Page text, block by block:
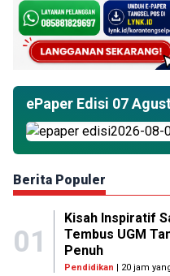
ePaper Edisi 07
Berita Populer
01
Kisah Inspiratif
Tembus UGM
Penuh
Pendidikan | 20 jam